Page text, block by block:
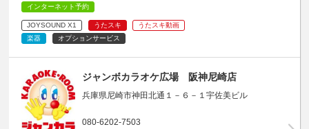
インターネット予約
JOYSOUND X1 うたスキ
うたスキ動画
楽器
オプションサービス
ジャンボカラオケ広場 阪神尼崎店
兵庫県尼崎市神田北通１－６－１宇佐美ビル
080-6202-7503